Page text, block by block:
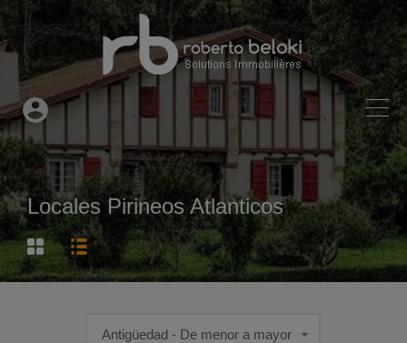
Locales Pirineos Atlanticos
Antigüedad - De menor a mayor